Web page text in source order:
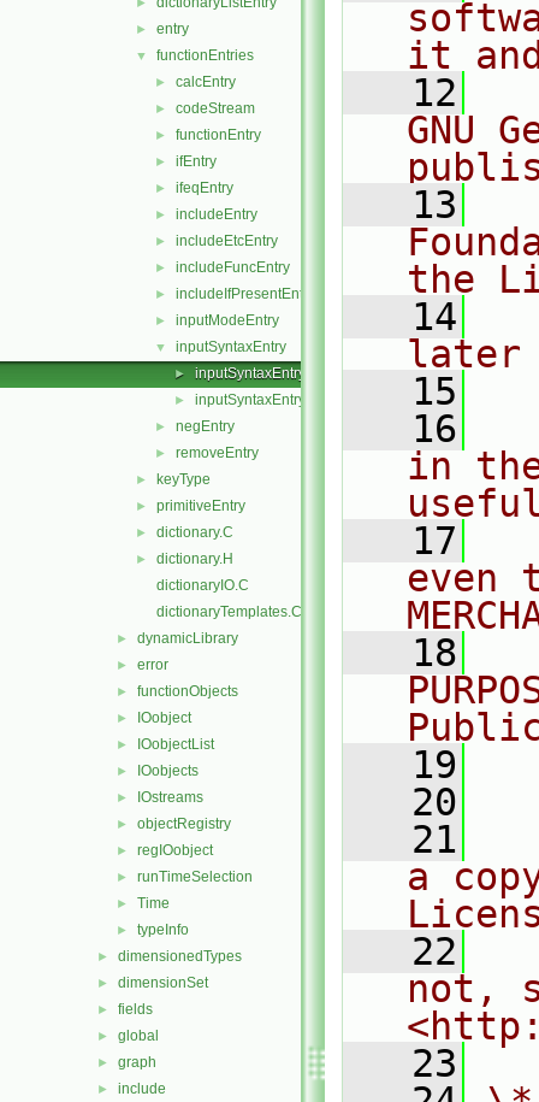
► entry
▼ functionEntries
► calcEntry
► codeStream
► functionEntry
► ifEntry
► ifeqEntry
► includeEntry
► includeEtcEntry
► includeFuncEntry
► includeIfPresentEntry
► inputModeEntry
▼ inputSyntaxEntry
► inputSyntaxEntry.C
► inputSyntaxEntry.H
► negEntry
► removeEntry
► keyType
► primitiveEntry
► dictionary.C
►
dictionary.H
dictionaryIO.C
dictionaryTemplates.C
► dynamicLibrary
► error
► functionObjects
► IOobject
► IOobjectList
► IOobjects
► IOstreams
► objectRegistry
► regIOobject
► runTimeSelection
► Time
► typeInfo
► dimensionedTypes
► dimensionSet
► fields
► global
► graph
► include
it
   12
GNU
   13
the
   14
later
   15
   16
in
   17
even
   18
   19
   20
   21
a
   22
not,
   23